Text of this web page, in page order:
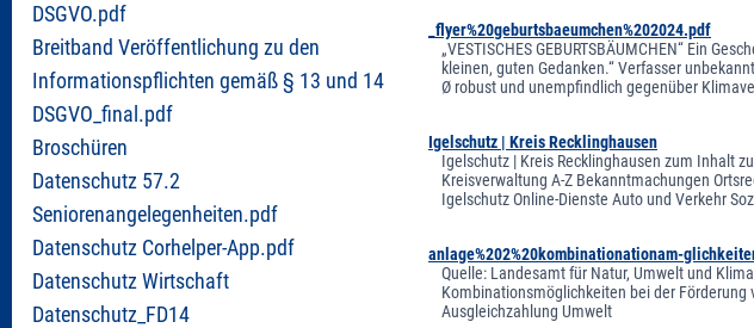
DSGVO.pdf
Breitband Veröffentlichung zu den
Informationspflichten gemäß § 13 und 14
DSGVO_final.pdf
Broschüren
Datenschutz 57.2
Seniorenangelegenheiten.pdf
Datenschutz Corhelper-App.pdf
Datenschutz Wirtschaft
Datenschutz_FD14
_flyer%20geburtsbaeumchen%202024.pdf
„VESTISCHES GEBURTSBÄUMCHEN“ Ein
kleinen, guten Gedanken.“ Verfasser
Ø robust und unempfindlich gegenüber
Igelschutz | Kreis Recklinghausen
Igelschutz | Kreis Recklinghausen zum Inhalt
Kreisverwaltung A-Z Bekanntmachungen
Igelschutz Online-Dienste Auto und Verkehr
anlage%202%20kombinationationam-
Quelle: Landesamt für Natur, Umwelt und
Kombinationsmöglichkeiten bei der
Ausgleichzahlung Umwelt